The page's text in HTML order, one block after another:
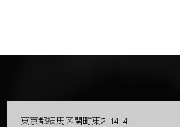
東京都練馬区関町東2-14-4